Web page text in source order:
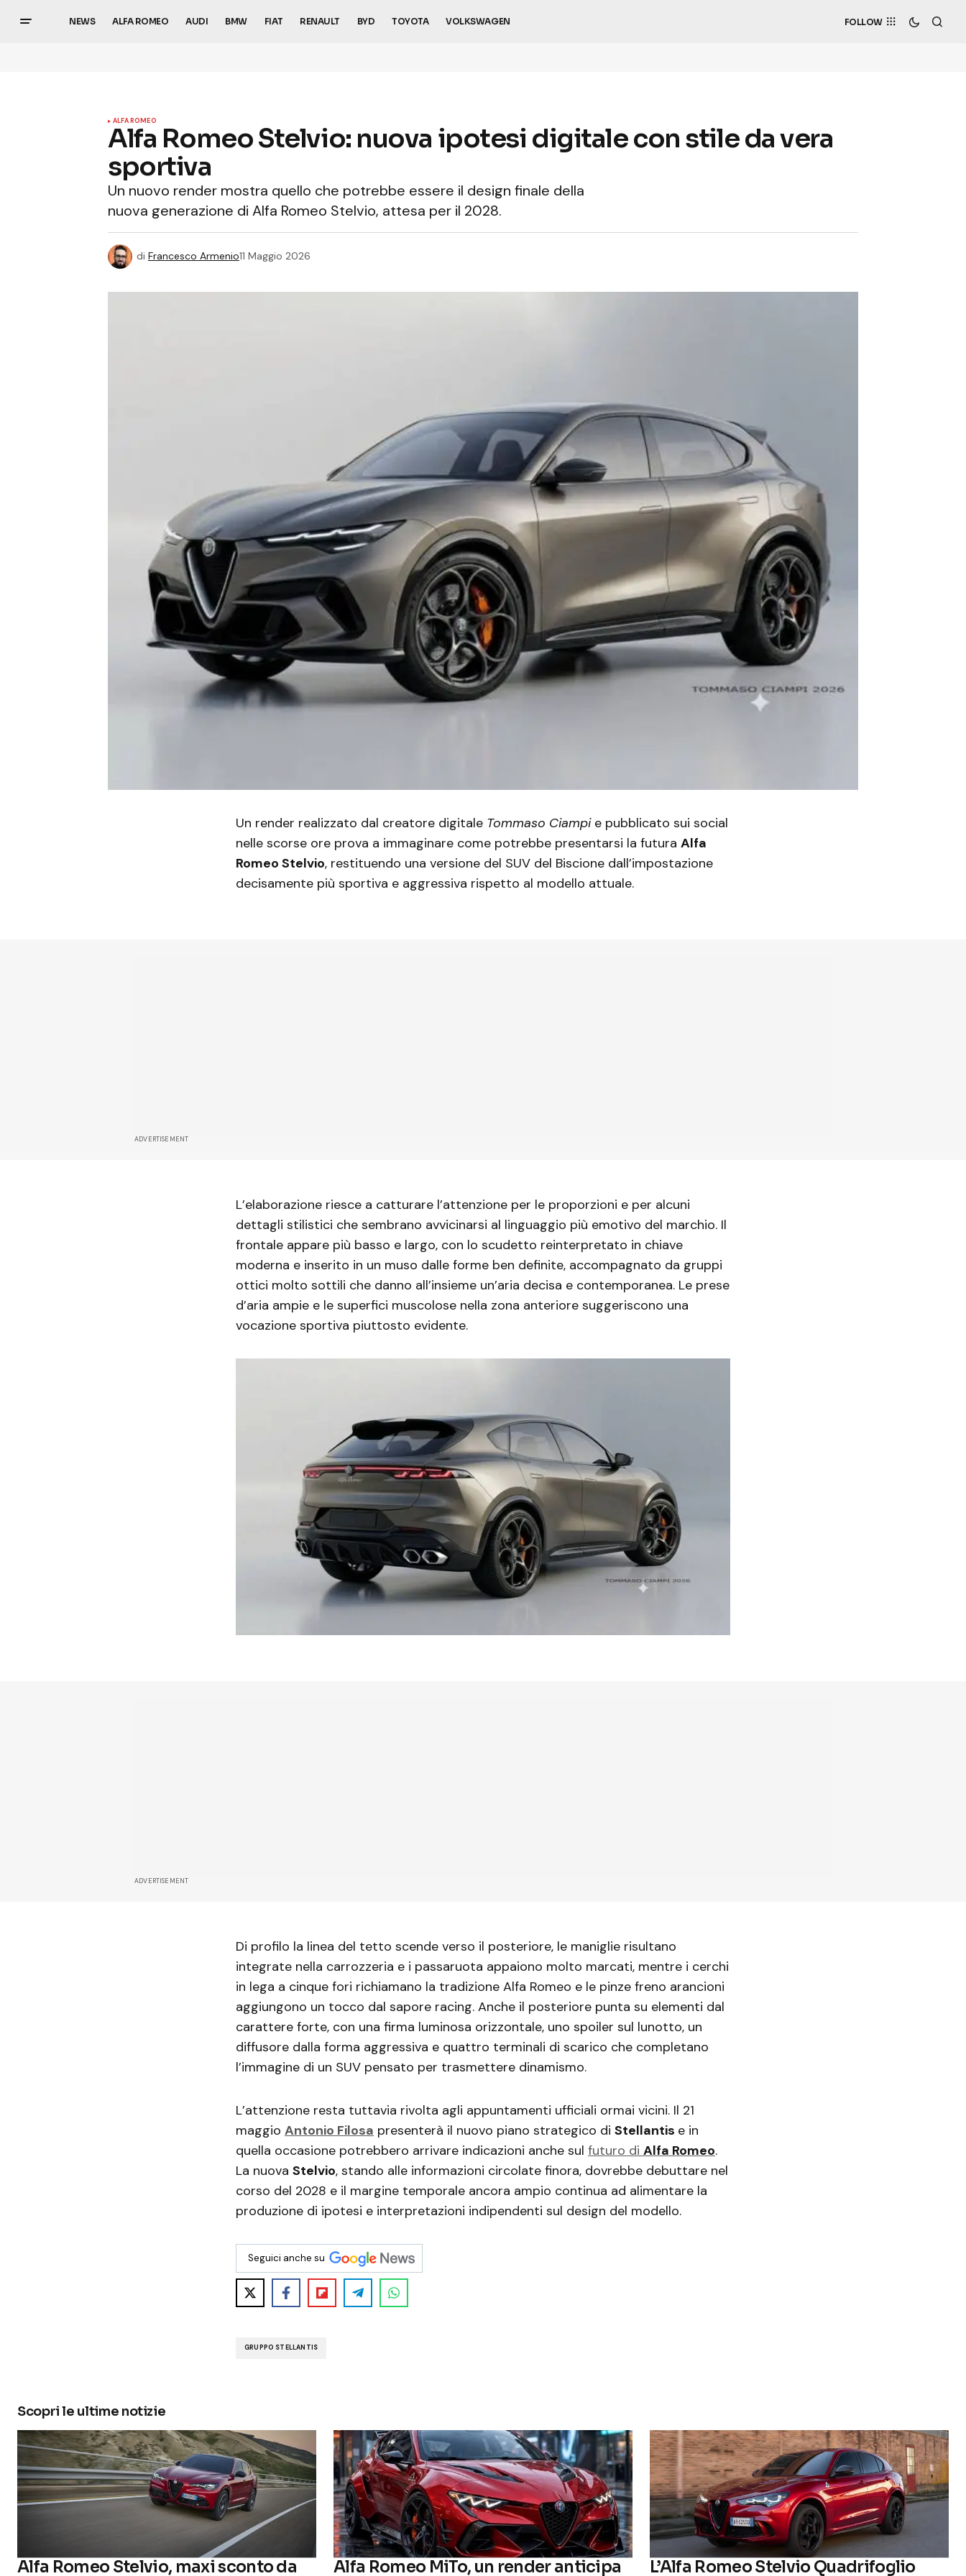
NEWS ALFA ROMEO AUDI BMW FIAT RENAULT BYD TOYOTA VOLKSWAGEN FOLLOW
ALFA ROMEO
Alfa Romeo Stelvio: nuova ipotesi digitale con stile da vera
sportiva
Un nuovo render mostra quello che potrebbe essere il design finale della
nuova generazione di Alfa Romeo Stelvio, attesa per il 2028.
di Francesco Armenio11 Maggio 2026
Un render realizzato dal creatore digitale Tommaso Ciampie pubblicato sui social
nelle scorse ore prova a immaginare come potrebbe presentarsi la futura Alfa
Romeo Stelvio, restituendo una versione del SUV del Biscione dall’impostazione
decisamente più sportiva e aggressiva rispetto al modello attuale.
ADVERTISEMENT
L’elaborazione riesce a catturare l’attenzione per le proporzioni e per alcuni
dettagli stilistici che sembrano avvicinarsi al linguaggio più emotivo del marchio. Il
frontale appare più basso e largo, con lo scudetto reinterpretato in chiave
moderna e inserito in un muso dalle forme ben definite, accompagnato da gruppi
ottici molto sottili che danno all’insieme un’aria decisa e contemporanea. Le prese
d’aria ampie e le superfici muscolose nella zona anteriore suggeriscono una
vocazione sportiva piuttosto evidente.
ADVERTISEMENT
Di profilo la linea del tetto scende verso il posteriore, le maniglie risultano
integrate nella carrozzeria e i passaruota appaiono molto marcati, mentre i cerchi
in lega a cinque fori richiamano la tradizione Alfa Romeo e le pinze freno arancioni
aggiungono un tocco dal sapore racing. Anche il posteriore punta su elementi dal
carattere forte, con una firma luminosa orizzontale, uno spoiler sul lunotto, un
diffusore dalla forma aggressiva e quattro terminali di scarico che completano
l’immagine di un SUV pensato per trasmettere dinamismo.
L’attenzione resta tuttavia rivolta agli appuntamenti ufficiali ormai vicini. Il 21
maggio Antonio Filosa presenterà il nuovo piano strategico di Stellantis e in
quella occasione potrebbero arrivare indicazioni anche sul futuro di Alfa Romeo.
La nuova Stelvio, stando alle informazioni circolate finora, dovrebbe debuttare nel
corso del 2028 e il margine temporale ancora ampio continua ad alimentare la
produzione di ipotesi e interpretazioni indipendenti sul design del modello.
Seguici anche su
GRUPPO STELLANTIS
Scopri le ultime notizie
Alfa Romeo Stelvio, maxi sconto da
Alfa Romeo MiTo, un render anticipa
L’Alfa Romeo Stelvio Quadrifoglio